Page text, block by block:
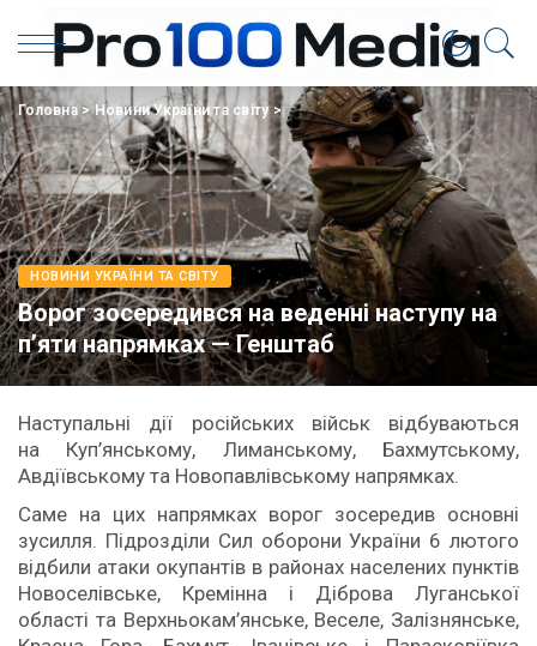
Головна>Новини України та світу>
НОВИНИ УКРАЇНИ ТА СВІТУ
Ворог зосередився на веденні наступу на
п’яти напрямках — Генштаб
Наступальні дії російських військ відбуваються
на Куп’янському, Лиманському, Бахмутському,
Авдіївському та Новопавлівському напрямках.
Саме на цих напрямках ворог зосередив основні
зусилля. Підрозділи Сил оборони України 6 лютого
відбили атаки окупантів в районах населених пунктів
Новоселівське, Кремінна і Діброва Луганської
області та Верхньокам’янське, Веселе, Залізнянське,